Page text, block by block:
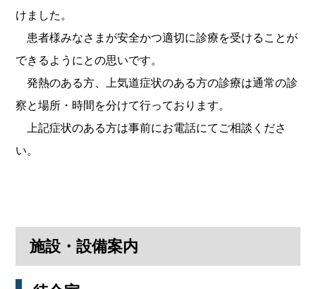
けました。
患者様みなさまが安全かつ適切に診療を受けることが
できるようにとの思いです。
発熱のある方、上気道症状のある方の診療は通常の診
察と場所・時間を分けて行っております。
上記症状のある方は事前にお電話にてご相談くださ
い。
施設・設備案内